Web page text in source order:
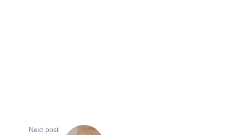
Next post